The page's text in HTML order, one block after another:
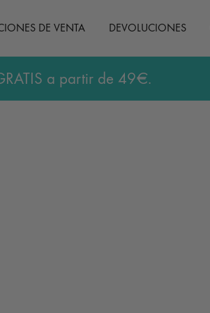
DE VENTA DEVOLUCIONES
a partir de 49€.